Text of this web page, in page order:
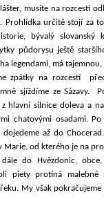
musíte na rozcestí
Prohlídka určitě stojí za
bývalý slovanský
půdorysu ještě
legendami, má
zpátky na rozcestí
sjíždíme ze Sázavy.
hlavní silnice doleva a
chatovými osadami.
až do
Marie, od kterého je na
do Hvězdonic,
piety protíná malebné
My však